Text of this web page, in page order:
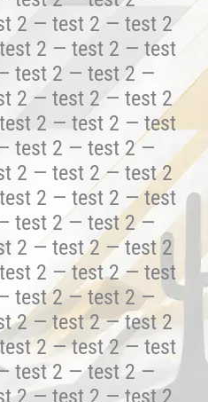
2 — test 2 — test 2
2 — test 2 — test
test 2 — test 2 —
2 — test 2 — test 2
2 — test 2 — test
test 2 — test 2 —
2 — test 2 — test 2
2 — test 2 — test
test 2 — test 2 —
2 — test 2 — test 2
2 — test 2 — test
test 2 — test 2 —
2 — test 2 — test 2
2 — test 2 — test
test 2 — test 2 —
2 — test 2 — test 2